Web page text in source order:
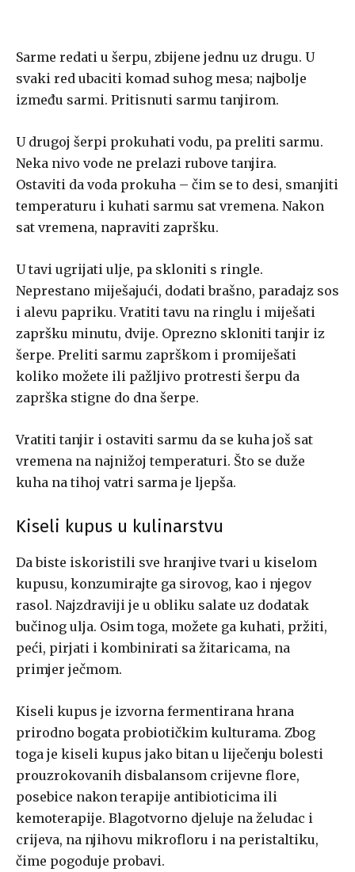
Sarme redati u šerpu, zbijene jednu uz drugu. U
svaki red ubaciti komad suhog mesa; najbolje
između sarmi. Pritisnuti sarmu tanjirom.
U drugoj šerpi prokuhati vodu, pa preliti sarmu.
Neka nivo vode ne prelazi rubove tanjira.
Ostaviti da voda prokuha – čim se to desi, smanjiti
temperaturu i kuhati sarmu sat vremena. Nakon
sat vremena, napraviti zapršku.
U tavi ugrijati ulje, pa skloniti s ringle.
Neprestano miješajući, dodati brašno, paradajz sos
i alevu papriku. Vratiti tavu na ringlu i miješati
zapršku minutu, dvije. Oprezno skloniti tanjir iz
šerpe. Preliti sarmu zaprškom i promiješati
koliko možete ili pažljivo protresti šerpu da
zaprška stigne do dna šerpe.
Vratiti tanjir i ostaviti sarmu da se kuha još sat
vremena na najnižoj temperaturi. Što se duže
kuha na tihoj vatri sarma je ljepša.
Kiseli kupus u kulinarstvu
Da biste iskoristili sve hranjive tvari u kiselom
kupusu, konzumirajte ga sirovog, kao i njegov
rasol. Najzdraviji je u obliku salate uz dodatak
bučinog ulja. Osim toga, možete ga kuhati, pržiti,
peći, pirjati i kombinirati sa žitaricama, na
primjer ječmom.
Kiseli kupus je izvorna fermentirana hrana
prirodno bogata probiotičkim kulturama. Zbog
toga je kiseli kupus jako bitan u liječenju bolesti
prouzrokovanih disbalansom crijevne flore,
posebice nakon terapije antibioticima ili
kemoterapije. Blagotvorno djeluje na želudac i
crijeva, na njihovu mikrofloru i na peristaltiku,
čime pogoduje probavi.